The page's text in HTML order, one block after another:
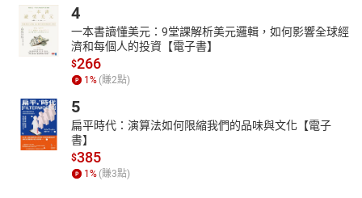
戰，並輔以真實案例分析，理論與實踐兼備。同時關注資料安全與
倫理議題，強調資料應用中的責任與規範，為讀者提供全方位的學
習框架。
4
一本書讀懂美元：9堂課解析美元邏輯，如何影響全球經
濟和每個人的投資【電子書】
$266
1 % (賺2點)
5
扁平時代：演算法如何限縮我們的品味與文化【電子
書】
$385
1 % (賺3點)